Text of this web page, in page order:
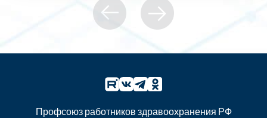
Профсоюз работников здравоохранения РФ